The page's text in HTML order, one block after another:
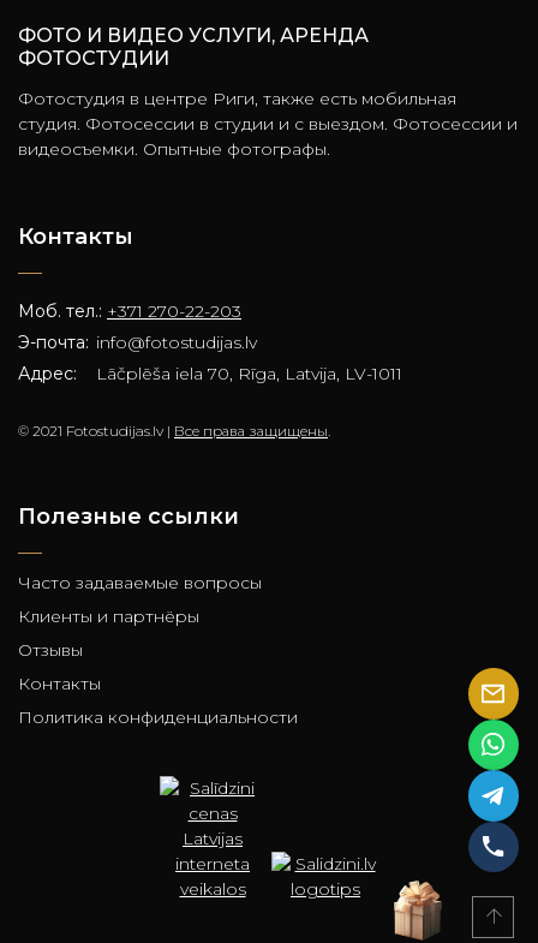
ФОТО И ВИДЕО УСЛУГИ, АРЕНДА
ФОТОСТУДИИ
Фотостудия в центре Риги, также есть мобильная
студия. Фотосессии в студии и с выездом. Фотосессии и
видеосъемки. Опытные фотографы.
Контакты
Моб. тел.: +371 270-22-203
Э-почта: info@fotostudijas.lv
Адрес:
Lāčplēša iela 70, Rīga, Latvija, LV-1011
© 2021 Fotostudijas.lv | Все права защищены
Полезные ссылки
Часто задаваемые вопросы
Клиенты и партнёры
Отзывы
Контакты
Политика конфиденциальности